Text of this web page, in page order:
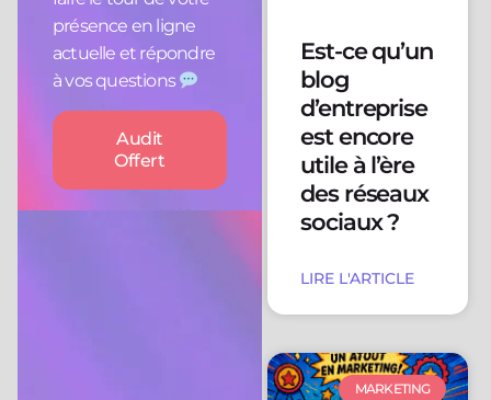
présence en ligne
actuelle et répondre
à vos questions
Audit
Offert
Est-ce qu’un
blog
d’entreprise
est encore
utile à l’ère
des réseaux
sociaux ?
LIRE L'ARTICLE
MARKETING